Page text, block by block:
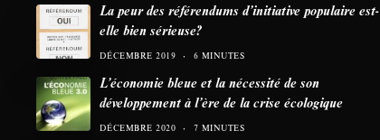
La peur des référendums d’initiative populaire est-
elle bien sérieuse?
DÉCEMBRE 2019 6 MINUTES
L’économie bleue et la nécessité de son
développement à l’ère de la crise écologique
DÉCEMBRE 2020 7 MINUTES